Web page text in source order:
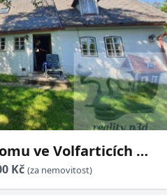
ve Volfarticích u
Kč (za nemovitost)